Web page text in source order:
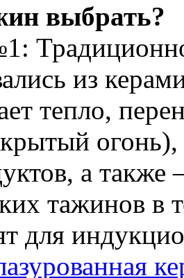
выбрать?
из
тепло,
а
тажинов в
для